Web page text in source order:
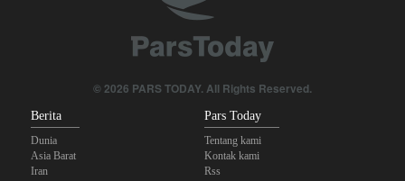
Pangkalan Terorisnya!
Ledakan yang Mengguncang UEA; Di Mana Jebel Ali dan
© 2026 PARS TODAY. All Rights Reserved.
Berita
Dunia
Asia Barat
Iran
Pars Today
Tentang kami
Kontak kami
Rss